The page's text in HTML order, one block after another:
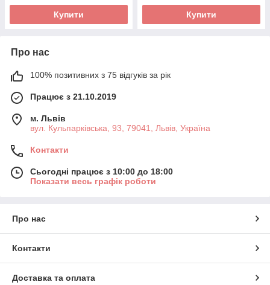
Купити Купити
Про нас
100% позитивних з 75 відгуків за рік
Працює з 21.10.2019
м. Львів
вул. Кульпарківська, 93, 79041, Львів, Україна
Контакти
Сьогодні працює з 10:00 до 18:00
Показати весь графік роботи
Про нас
Контакти
Доставка та оплата